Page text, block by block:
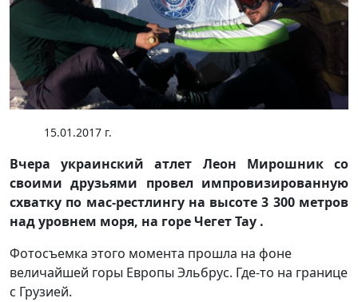
15.01.2017 г.
Вчера украинский атлет Леон Мирошник со
своими друзьями провел импровизированную
схватку по мас-рестлингу на высоте 3 300 метров
над уровнем моря, на горе Чегет Тау .
Фотосъемка этого момента прошла на фоне
величайшей горы Европы Эльбрус. Где-то на границе
с Грузией.